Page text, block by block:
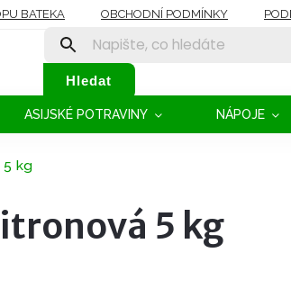
BATEKA OBCHODNÍ PODMÍNKY
Hledat
ASIJSKÉ POTRAVINY NÁPOJE
kg
5 kg